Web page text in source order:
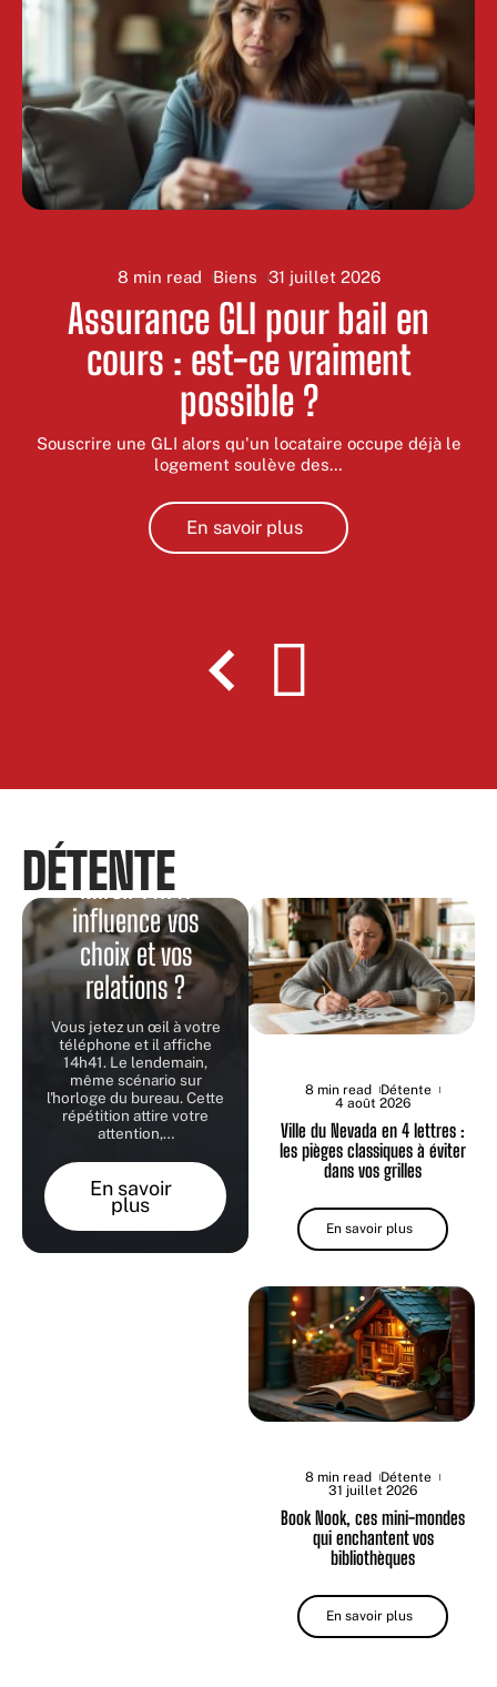
8 min read Biens 31 juillet 2026
Assurance GLI pour bail en
cours : est-ce vraiment
possible ?
Souscrire une GLI alors qu'un locataire occupe déjà le
logement soulève des…
En savoir plus
DÉTENTE
Comment l’Heure
Miroir 14h41
influence vos
choix et vos
relations ?
Vous jetez un œil à votre
téléphone et il affiche
14h41. Le lendemain,
même scénario sur
l'horloge du bureau. Cette
répétition attire votre
attention,…
En savoir
plus
8 min read
Détente
4 août 2026
Ville du Nevada en 4 lettres :
les pièges classiques à éviter
dans vos grilles
En savoir plus
8 min read
Détente
31 juillet 2026
Book Nook, ces mini-mondes
qui enchantent vos
bibliothèques
En savoir plus